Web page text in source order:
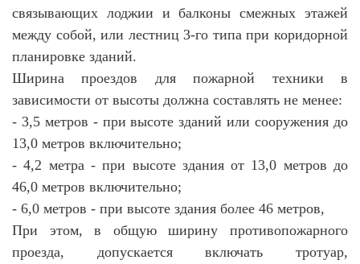
связывающих лоджии и балконы смежных этажей
между собой, или лестниц 3-го типа при коридорной
планировке зданий.
Ширина проездов для пожарной техники в
зависимости от высоты должна составлять не менее:
- 3,5 метров - при высоте зданий или сооружения до
13,0 метров включительно;
- 4,2 метра - при высоте здания от 13,0 метров до
46,0 метров включительно;
- 6,0 метров - при высоте здания более 46 метров,
При этом, в общую ширину противопожарного
проезда, допускается включать тротуар,